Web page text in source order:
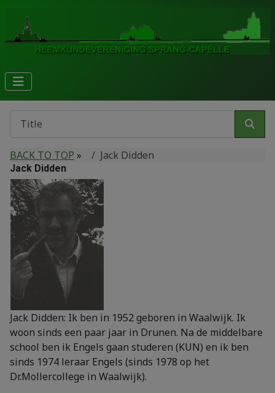
BACK TO TOP » Jack Didden
Jack Didden
Jack Didden: Ik ben in 1952 geboren in Waalwijk. Ik
woon sinds een paar jaar in Drunen. Na de middelbare
school ben ik Engels gaan studeren (KUN) en ik ben
sinds 1974 leraar Engels (sinds 1978 op het
Dr.Mollercollege in Waalwijk).